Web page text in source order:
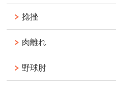
捻挫
肉離れ
野球肘